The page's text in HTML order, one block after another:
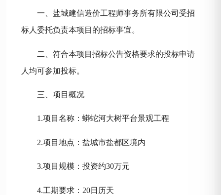
一、盐城建信造价工程师事务所有限公司受招
标人委托负责本项目的招标事宜。
二、符合本项目招标公告资格要求的投标申请
人均可参加投标。
三、项目概况
1.项目名称：蟒蛇河大树平台景观工程
2.项目地点：盐城市盐都区境内
3.项目规模：投资约30万元
4.工期要求：20日历天